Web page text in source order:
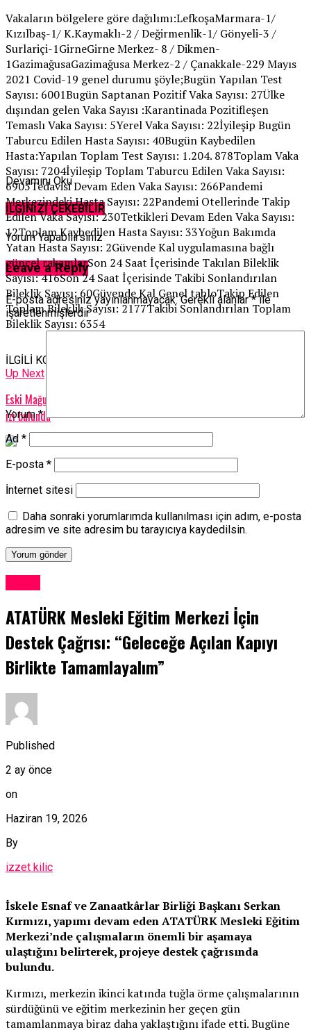
Vakaların bölgelere göre dağılımı:LefkoşaMarmara-1/
Kızılbaş-1/ K.Kaymaklı-2 / Değirmenlik-1/ Gönyeli-3 /
Surlariçi-1GirneGirne Merkez- 8 / Dikmen-
1GazimağusaGazimağusa Merkez-2 / Çanakkale-229 Mayıs
2021 Covid-19 genel durumu şöyle;Bugün Yapılan Test
Sayısı: 6001Bugün Saptanan Pozitif Vaka Sayısı: 27Ülke
dışından gelen Vaka Sayısı :Karantinada Pozitifleşen
Temaslı Vaka Sayısı: 5Yerel Vaka Sayısı: 22İyileşip Bugün
Taburcu Edilen Hasta Sayısı: 40Bugün Kaybedilen
Hasta:Yapılan Toplam Test Sayısı: 1.204. 878Toplam Vaka
Sayısı: 7204İyileşip Toplam Taburcu Edilen Vaka Sayısı:
6905Tedavisi Devam Eden Vaka Sayısı: 266Pandemi
Merkezindeki Hasta Sayısı: 22Pandemi Otellerinde Takip
Edilen Vaka Sayısı: 230Tetkikleri Devam Eden Vaka Sayısı:
12Toplam Kaybedilen Hasta Sayısı: 33Yoğun Bakımda
Yatan Hasta Sayısı: 2Güvende Kal uygulamasına bağlı
güncel rakamlarSon 24 Saat İçerisinde Takılan Bileklik
Sayısı: 416Son 24 Saat İçerisinde Takibi Sonlandırılan
Bileklik Sayısı: 60Güvende Kal Genel tabloTakip Edilen
Toplam Bileklik Sayısı: 2177Takibi Sonlandırılan Toplam
Bileklik Sayısı: 6354
İLGİLİ KONU:
Up Next
Eski Mağusa Adli Şube Amiri Irkad: Silahta Abdullah Çatlı’nın parmak
izi bulundu
Devamını Oku
İLGİNİZİ ÇEKEBİLİR
Yorum Yapabilirsiniz
Leave a Reply
E-posta adresiniz yayınlanmayacak. Gerekli alanlar*ile
işaretlenmişlerdir
Yorum*
Ad *
E-posta *
İnternet sitesi
Daha sonraki yorumlarımda kullanılması için adım, e-posta
adresim ve site adresim bu tarayıcıya kaydedilsin.
ATATÜRK Mesleki Eğitim Merkezi İçin
Destek Çağrısı: “Geleceğe Açılan Kapıyı
Birlikte Tamamlayalım”
Published
2 ay önce
on
Haziran 19, 2026
By
izzet kilic
İskele Esnaf ve Zanaatkârlar Birliği Başkanı Serkan
Kırmızı, yapımı devam eden ATATÜRK Mesleki Eğitim
Merkezi’nde çalışmaların önemli bir aşamaya
ulaştığını belirterek, projeye destek çağrısında
bulundu.
Kırmızı, merkezin ikinci katında tuğla örme çalışmalarının
sürdüğünü ve eğitim merkezinin her geçen gün
tamamlanmaya biraz daha yaklaştığını ifade etti. Bugüne